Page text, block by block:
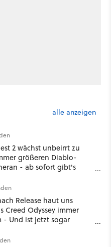
alle anzeigen
2 wächst unbeirrt zu
größeren Diablo-
- ab sofort gibt's
Release haut uns
Creed Odyssey immer
- Und ist jetzt sogar